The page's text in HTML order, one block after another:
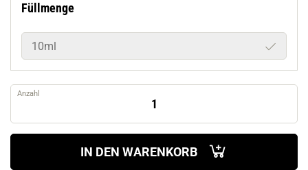
Füllmenge
10ml
Anzahl
IN DEN WARENKORB